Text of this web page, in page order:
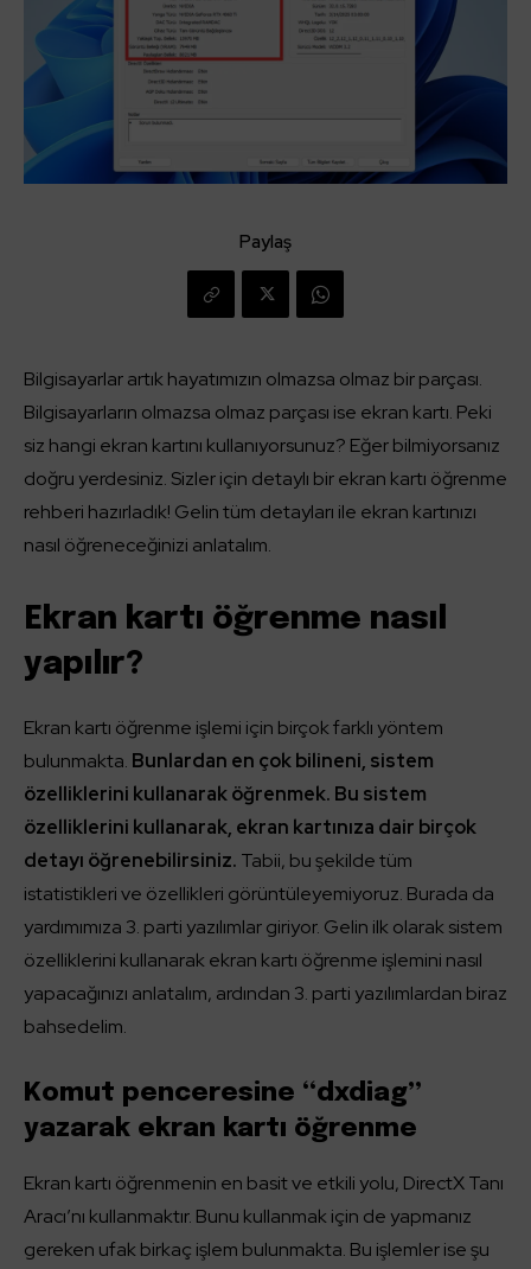
Paylaş
Bilgisayarlar artık hayatımızın olmazsa olmaz bir parçası.
Bilgisayarların olmazsa olmaz parçası ise ekran kartı. Peki
siz hangi ekran kartını kullanıyorsunuz? Eğer bilmiyorsanız
doğru yerdesiniz. Sizler için detaylı bir ekran kartı öğrenme
rehberi hazırladık! Gelin tüm detayları ile ekran kartınızı
nasıl öğreneceğinizi anlatalım.
Ekran kartı öğrenme nasıl
yapılır?
Ekran kartı öğrenme işlemi için birçok farklı yöntem
bulunmakta. Bunlardan en çok bilineni, sistem
özelliklerini kullanarak öğrenmek. Bu sistem
özelliklerini kullanarak, ekran kartınıza dair birçok
detayı öğrenebilirsiniz. Tabii, bu şekilde tüm
istatistikleri ve özellikleri görüntüleyemiyoruz. Burada da
yardımımıza 3. parti yazılımlar giriyor. Gelin ilk olarak sistem
özelliklerini kullanarak ekran kartı öğrenme işlemini nasıl
yapacağınızı anlatalım, ardından 3. parti yazılımlardan biraz
bahsedelim.
Komut penceresine “dxdiag”
yazarak ekran kartı öğrenme
Ekran kartı öğrenmenin en basit ve etkili yolu, DirectX Tanı
Aracı’nı kullanmaktır. Bunu kullanmak için de yapmanız
gereken ufak birkaç işlem bulunmakta. Bu işlemler ise şu